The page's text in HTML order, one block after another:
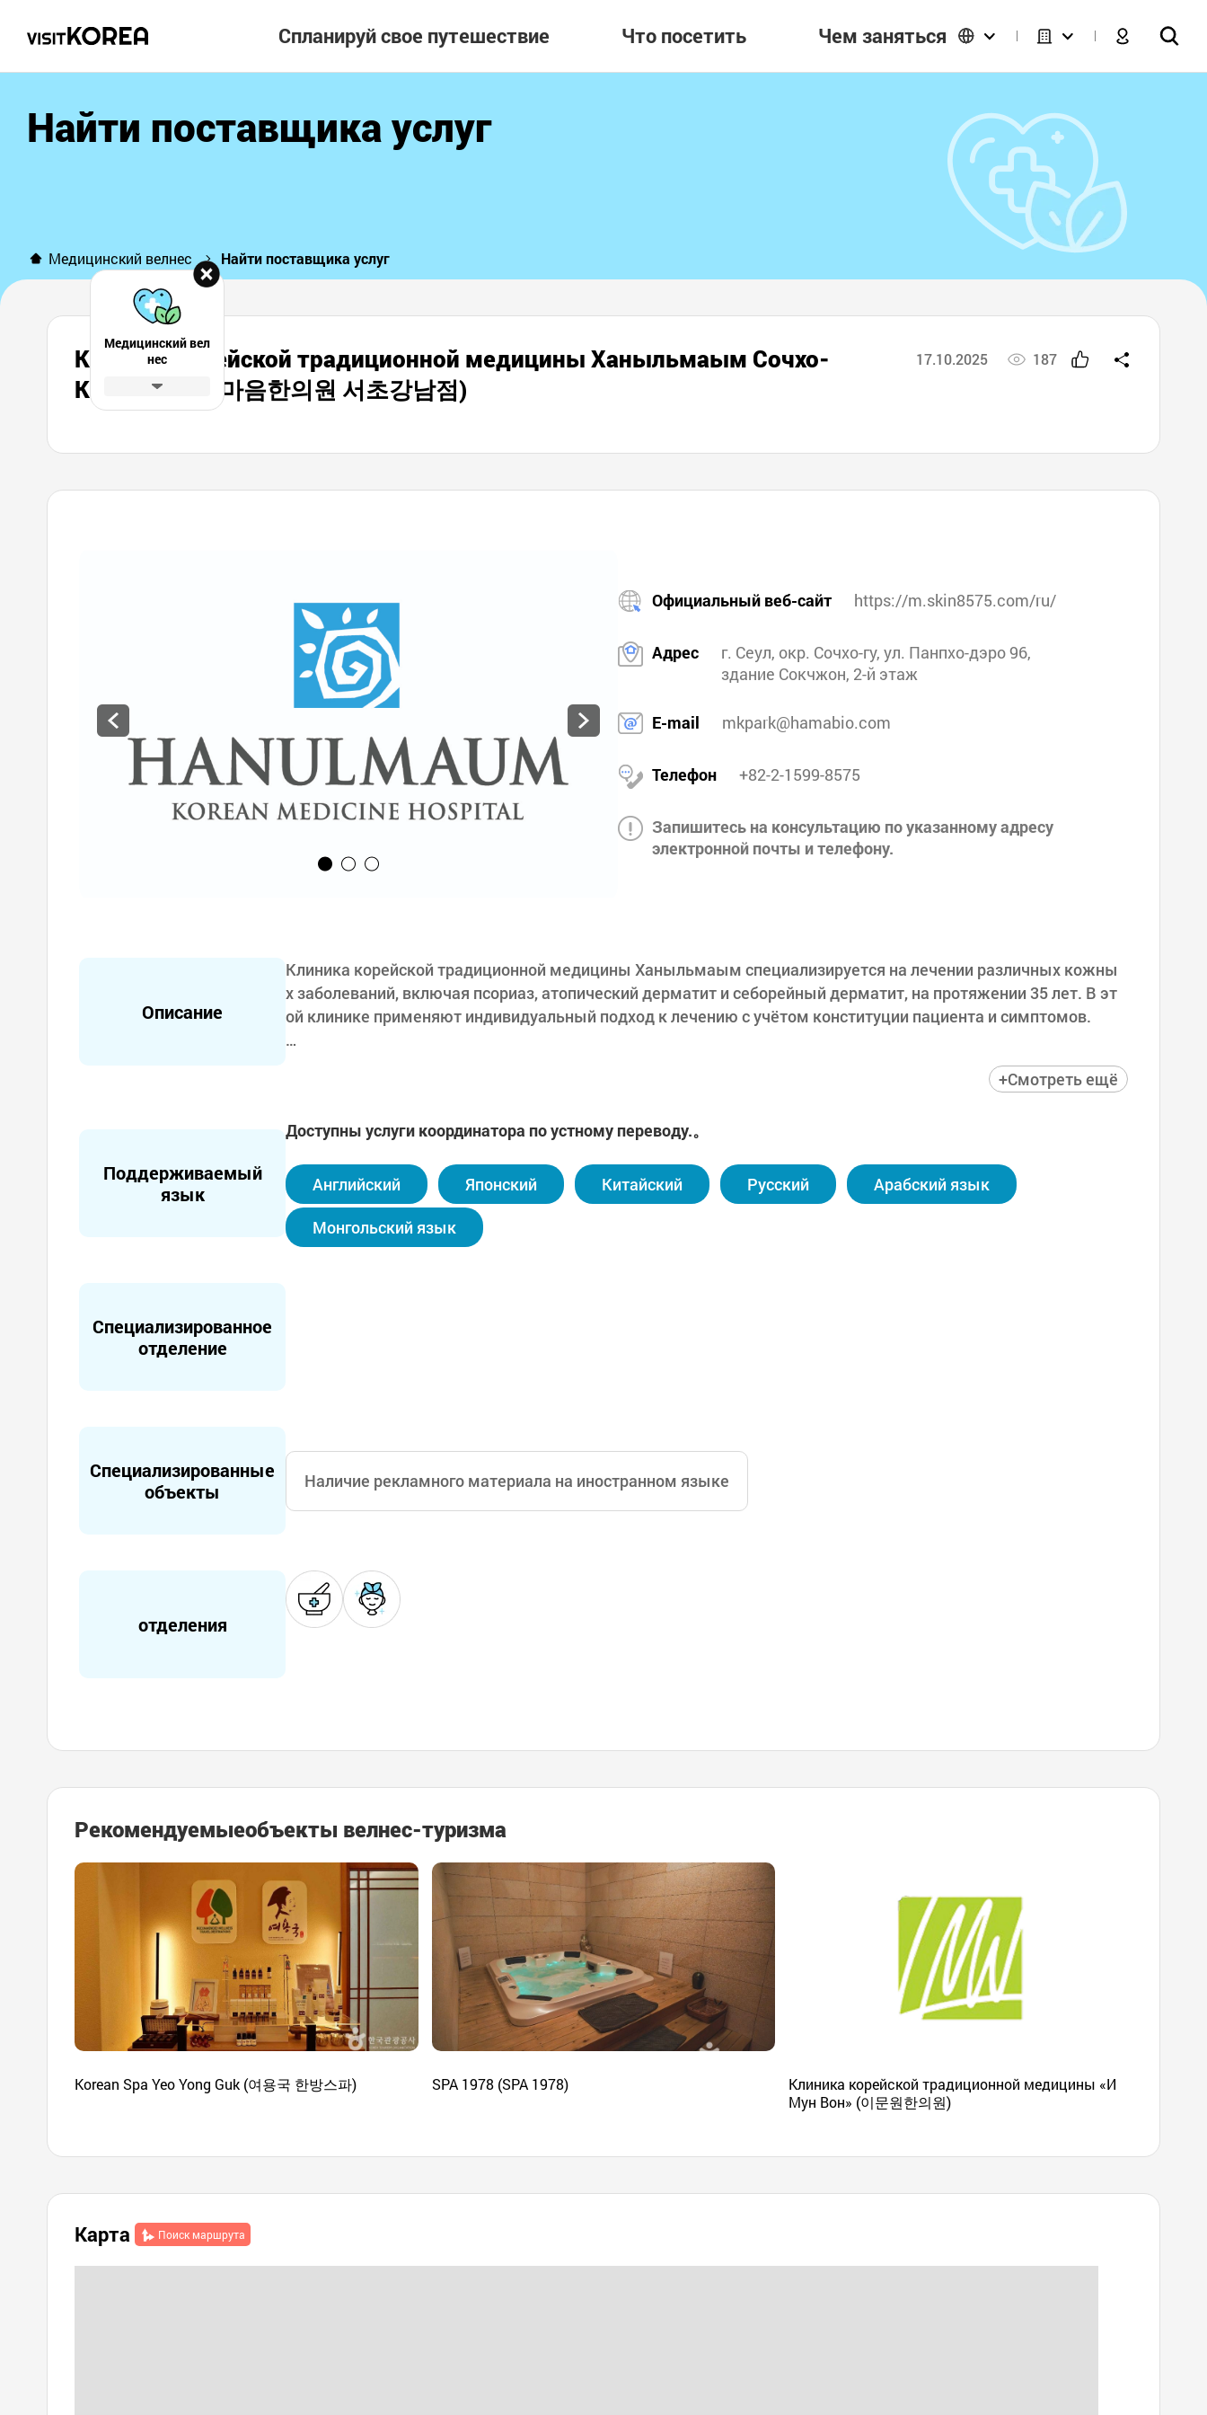
Спланируй свое путешествие Что посетить Чем заняться
Найти поставщика услуг
Медицинский велнес Найти поставщика услуг
Клиника корейской традиционной медицины Ханыльмаым Сочхо-
Каннам (하늘마음한의원 서초강남점)
17.10.2025 187
Официальный веб-сайт https://m.skin8575.com/ru/
Адрес
г. Сеул, окр. Сочхо-гу, ул. Панпхо-дэро 96,
здание Сокчжон, 2-й этаж
E-mail mkpark@hamabio.com
Телефон +82-2-1599-8575
Запишитесь на консультацию по указанному адресу
электронной почты и телефону.
Описание
Клиника корейской традиционной медицины Ханыльмаым специализируется на лечении различных кожны
х заболеваний, включая псориаз, атопический дерматит и себорейный дерматит, на протяжении 35 лет. В эт
ой клинике применяют индивидуальный подход к лечению с учётом конституции пациента и симптомов.
Методы лечения включают приём травяных препаратов, повышающих иммунитет организма, иглоукалыва
ние, способствующее улучшению циркуляции энергии и крови, а также наружные средства для снятия воспа
ние и устранение коренных причин кожных заболеваний как изнутри, так и снаружи.
Кроме того, проводятся образовательные программы и консультации, направленные на улучшение образа
жизни пациентов.
+Смотреть ещё
Поддерживаемый
язык
Доступны услуги координатора по устному переводу.。
Английский Японский Китайский Русский Арабский язык
Монгольский язык
Специализированное
отделение
Специализированные
объекты
Наличие рекламного материала на иностранном языке
отделения
Рекомендуемыеобъекты велнес-туризма
Korean Spa Yeo Yong Guk (여용국 한방스파) SPA 1978 (SPA 1978)
Клиника корейской традиционной медицины «И
Мун Вон» (이문원한의원)
Карта Поиск маршрута
Медицинский вел
нес